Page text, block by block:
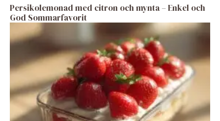
Persikolemonad med citron och mynta – Enkel och
God Sommarfavorit